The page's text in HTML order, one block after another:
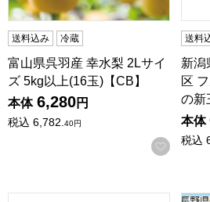
送料込み 冷蔵
富山県呉羽産 幸水梨 2Lサイ
ズ 5kg以上(16玉)【CB】
本体 6,280円
税込 6,782.40円
お気に
送料
新潟
区
の新
本体
税込